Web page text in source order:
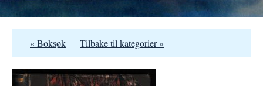
« Boksøk Tilbake til kategorier »